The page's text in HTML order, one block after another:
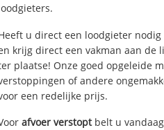
u direct een loodgieter nodig
krijg direct een vakman aan
plaatse! Onze goed opgeleide
of andere
een redelijke prijs.
afvoer verstoptbelt u